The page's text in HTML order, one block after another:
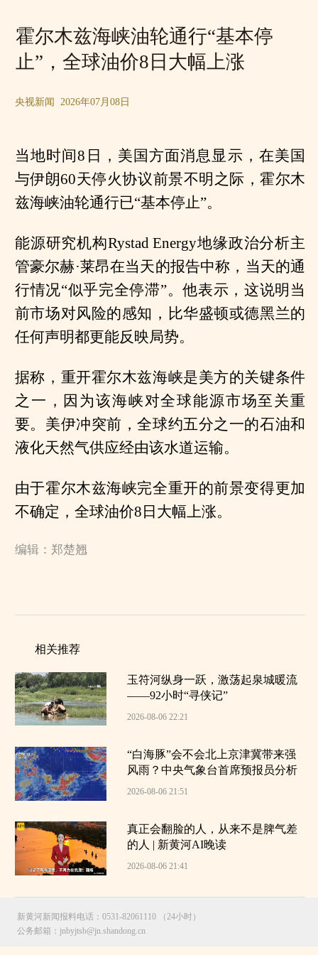
霍尔木兹海峡油轮通行“基本停
止”，全球油价8日大幅上涨
央视新闻 2026年07月08日
当地时间8日，美国方面消息显示，在美国
与伊朗60天停火协议前景不明之际，霍尔木
兹海峡油轮通行已“基本停止”。
能源研究机构Rystad Energy地缘政治分析主
管豪尔赫·莱昂在当天的报告中称，当天的通
行情况“似乎完全停滞”。他表示，这说明当
前市场对风险的感知，比华盛顿或德黑兰的
任何声明都更能反映局势。
据称，重开霍尔木兹海峡是美方的关键条件
之一，因为该海峡对全球能源市场至关重
要。美伊冲突前，全球约五分之一的石油和
液化天然气供应经由该水道运输。
由于霍尔木兹海峡完全重开的前景变得更加
不确定，全球油价8日大幅上涨。
编辑：郑楚翘
相关推荐
玉符河纵身一跃，激荡起泉城暖流
——92小时“寻侠记”
2026-08-06 22:21
“白海豚”会不会北上京津冀带来强
风雨？中央气象台首席预报员分析
2026-08-06 21:51
真正会翻脸的人，从来不是脾气差
的人 | 新黄河AI晚读
2026-08-06 21:41
新黄河新闻报料电话：0531-82061110 （24小时）
公务邮箱：jnbyjtsb@jn.shandong.cn